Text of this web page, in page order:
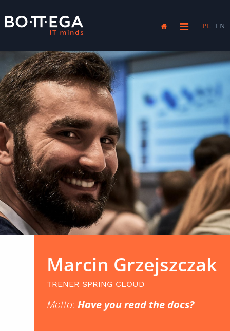
PL EN
Marcin Grzejszczak
TRENER SPRING CLOUD
Motto: Have you read the docs?